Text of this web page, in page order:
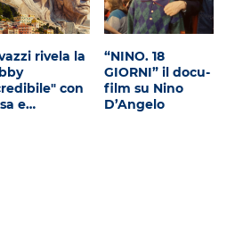
rivela la
con
e…
“NINO. 18
GIORNI” il docu-
film su Nino
D’Angelo